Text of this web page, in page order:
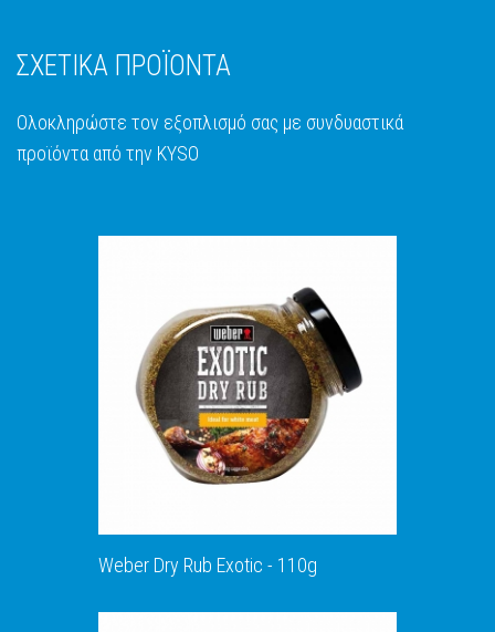
ΣΧΕΤΙΚΑ ΠΡΟΪΟΝΤΑ
Ολοκληρώστε τον εξοπλισμό σας με συνδυαστικά
προϊόντα από την KYSO
Weber Dry Rub Exotic - 110g